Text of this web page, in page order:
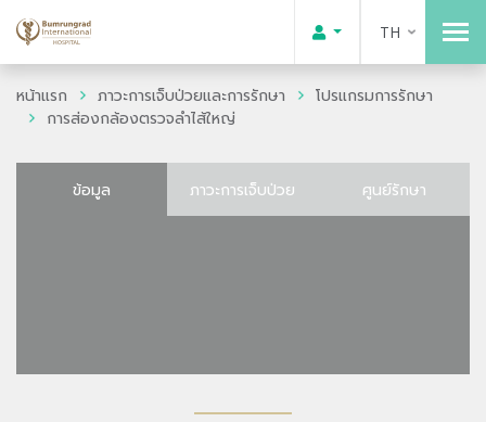
TH
หน้าแรก ภาวะการเจ็บป่วยและการรักษา
โปรแกรมการรักษา
การส่องกล้องตรวจลำไส้ใหญ่
ข้อมูล ภาวะการเจ็บป่วย ศูนย์รักษา